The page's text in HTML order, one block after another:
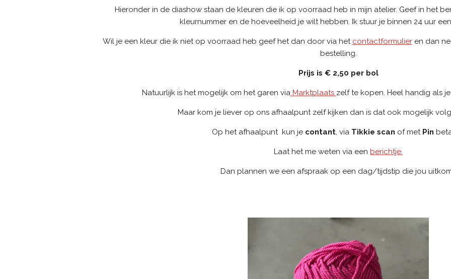
Hieronder in de diashow staan de kleuren die ik op voorraad heb in mijn atelier. Geef in het
kleurnummer en de hoeveelheid je wilt hebben. Ik stuur je binnen 24 uur
Wil je een kleur die ik niet op voorraad heb geef het dan door via het contactformulieren dan
bestelling.
Prijs is € 2,50 per bol
Natuurlijk is het mogelijk om het garen viaMarktplaats zelf te kopen. Heel handig als
Maar kom je liever op ons afhaalpunt zelf kijken dan is dat ook mogelijk
Op het afhaalpunt kun je contant, via Tikkie scan of met Pin
Laat het me weten via een berichtje.
Dan plannen we een afspraak op een dag/tijdstip die jou